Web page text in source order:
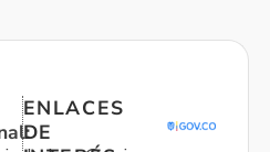
ENLACES
DE